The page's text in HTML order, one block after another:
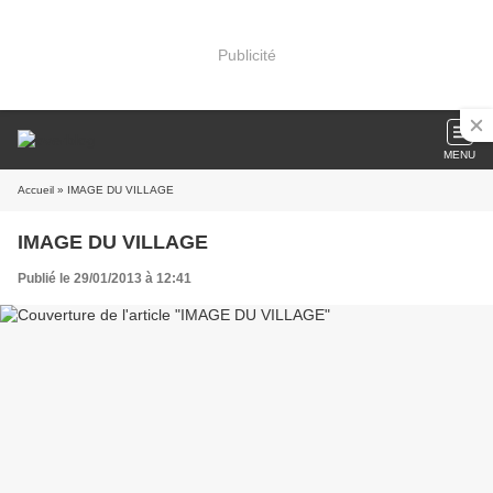
Publicité
MENU
Accueil » IMAGE DU VILLAGE
IMAGE DU VILLAGE
Publié le 29/01/2013 à 12:41